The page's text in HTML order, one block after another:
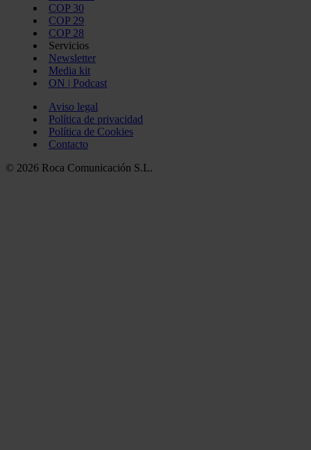
COP 30
COP 29
COP 28
Servicios
Newsletter
Media kit
ON | Podcast
Aviso legal
Política de privacidad
Política de Cookies
Contacto
© 2026 Roca Comunicación S.L.